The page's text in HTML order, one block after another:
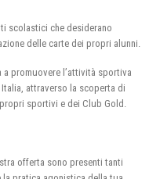
scolastici che desiderano
delle carte dei propri alunni.
a promuovere l’attività sportiva
attraverso la scoperta di
sportivi e dei Club Gold.
offerta sono presenti tanti